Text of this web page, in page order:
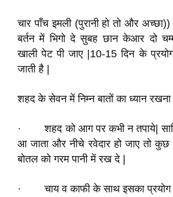
चार पाँच इमली (पुरानी हो तो और
बर्तन में भिगो दे सुबह छान केआर दो
खाली पेट पी जाए |10-15 दिन के
जाती है |
शहद के सेवन में निम्न बातों का ध्यान
· शहद को आग पर कभी न तपाये|
आ जाता और नीचे रवेदार हो जाए तो
बोतल को गरम पानी में रख दे |
· चाय व काफी के साथ इसका प्रयोग